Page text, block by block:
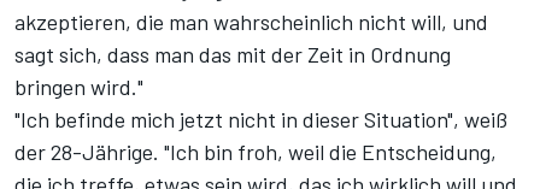
akzeptieren, die man wahrscheinlich nicht will, und
sagt sich, dass man das mit der Zeit in Ordnung
bringen wird."
"Ich befinde mich jetzt nicht in dieser Situation", weiß
der 28-Jährige. "Ich bin froh, weil die Entscheidung,